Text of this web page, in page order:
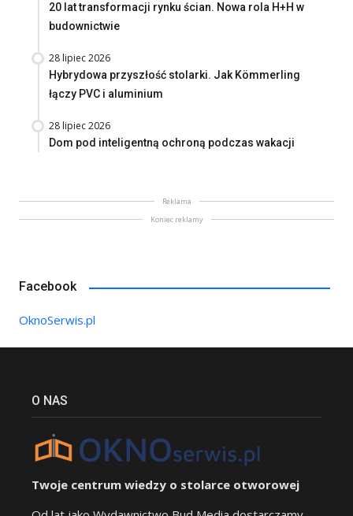
20 lat transformacji rynku ścian. Nowa rola H+H w
budownictwie
28 lipiec 2026
Hybrydowa przyszłość stolarki. Jak Kömmerling
łączy PVC i aluminium
28 lipiec 2026
Dom pod inteligentną ochroną podczas wakacji
Reklama
Koniec reklamy
Facebook
OknoSerwis.pl
O NAS
Twoje centrum wiedzy o stolarce otworowej